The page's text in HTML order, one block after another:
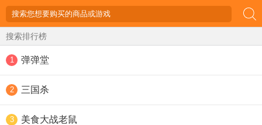
搜索排行榜
1 弹弹堂
2 三国杀
3 美食大战老鼠